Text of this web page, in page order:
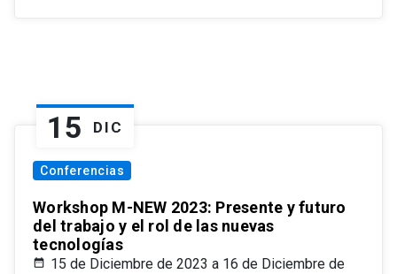
15 DIC
Conferencias
Workshop M-NEW 2023: Presente y futuro
del trabajo y el rol de las nuevas
tecnologías
15 de Diciembre de 2023 a 16 de Diciembre de